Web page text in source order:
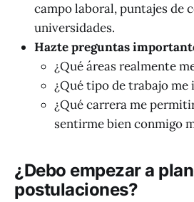
campo laboral, puntajes de
universidades.
Hazte preguntas
¿Qué áreas realmente
¿Qué tipo de trabajo me
¿Qué carrera me
sentirme bien conmigo
¿Debo empezar a
postulaciones?